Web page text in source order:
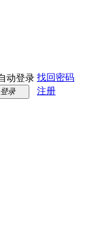
动登录 找回密码
登录
注册